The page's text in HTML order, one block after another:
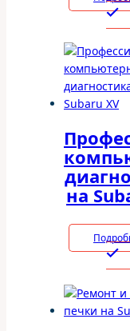
на